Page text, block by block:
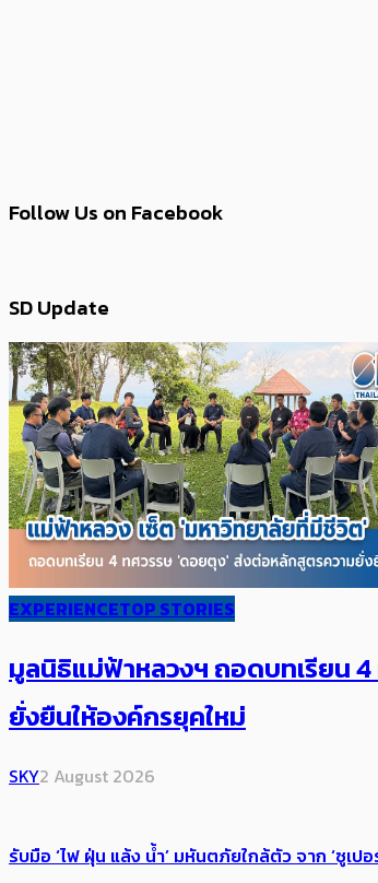
Follow Us on Facebook
SD Update
EXPERIENCETOP STORIES
มูลนิธิแม่ฟ้าหลวงฯ ถอดบทเรียน
ยั่งยืนให้องค์กรยุคใหม่
SKY2 August 2026
รับมือ ‘ไฟ ฝุ่น แล้ง น้ำ’ มหันตภัยใกล้ตัว จาก ‘ซูเ